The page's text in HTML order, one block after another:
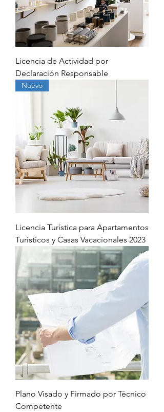
Licencia de Actividad por
Declaración Responsable
Nuevo
Licencia Turística para Apartamentos
Turísticos y Casas Vacacionales 2023
Plano Visado y Firmado por Técnico
Competente